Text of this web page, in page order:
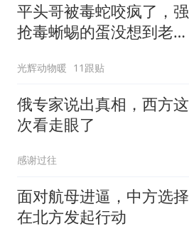
平头哥被毒蛇咬疯了，强
抢毒蜥蜴的蛋没想到老婆
光辉动物暖 11跟贴
俄专家说出真相，西方这
次看走眼了
感谢过往
面对航母进逼，中方选择
在北方发起行动